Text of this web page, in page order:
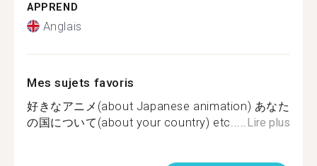
APPREND
Anglais
Mes sujets favoris
好きなアニメ(about Japanese animation) あなた
の国について(about your country) etc..... Lire plus